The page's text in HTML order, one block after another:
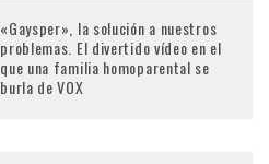
«Gaysper», la solución a nuestros
problemas. El divertido vídeo en el
que una familia homoparental se
burla de VOX